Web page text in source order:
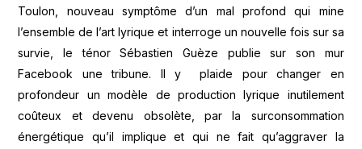
Toulon, nouveau symptôme d’un mal profond qui mine
l’ensemble de l’art lyrique et interroge un nouvelle fois sur sa
survie, le ténor Sébastien Guèze publie sur son mur
Facebook une tribune. Il y plaide pour changer en
profondeur un modèle de production lyrique inutilement
coûteux et devenu obsolète, par la surconsommation
énergétique qu’il implique et qui ne fait qu’aggraver la